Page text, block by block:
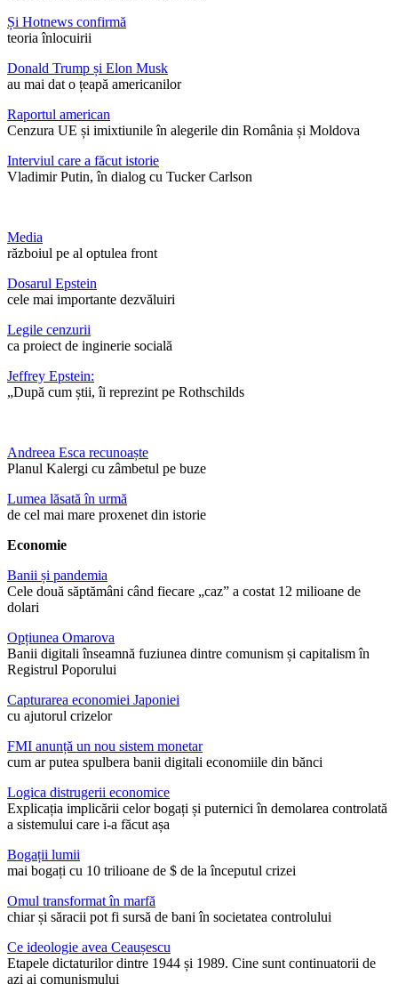
Și Hotnews confirmă
teoria înlocuirii
Donald Trump și Elon Musk
au mai dat o țeapă americanilor
Raportul american
Cenzura UE și imixtiunile în alegerile din România și Moldova
Interviul care a făcut istorie
Vladimir Putin, în dialog cu Tucker Carlson
Media
războiul pe al optulea front
Dosarul Epstein
cele mai importante dezvăluiri
Legile cenzurii
ca proiect de inginerie socială
Jeffrey Epstein:
„După cum știi, îi reprezint pe Rothschilds
Andreea Esca recunoaște
Planul Kalergi cu zâmbetul pe buze
Lumea lăsată în urmă
de cel mai mare proxenet din istorie
Economie
Banii și pandemia
Cele două săptămâni când fiecare „caz” a costat 12 milioane de
dolari
Opțiunea Omarova
Banii digitali înseamnă fuziunea dintre comunism și capitalism în
Registrul Poporului
Capturarea economiei Japoniei
cu ajutorul crizelor
FMI anunță un nou sistem monetar
cum ar putea spulbera banii digitali economiile din bănci
Logica distrugerii economice
Explicația implicării celor bogați și puternici în demolarea controlată
a sistemului care i-a făcut așa
Bogații lumii
mai bogați cu 10 trilioane de $ de la începutul crizei
Omul transformat în marfă
chiar și săracii pot fi sursă de bani în societatea controlului
Ce ideologie avea Ceaușescu
Etapele dictaturilor dintre 1944 și 1989. Cine sunt continuatorii de
azi ai comunismului